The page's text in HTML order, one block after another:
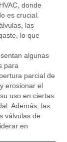
donde
es crucial.
las
lo que
algunas
para
parcial de
erosionar el
uso en ciertas
Además, las
válvulas de
en